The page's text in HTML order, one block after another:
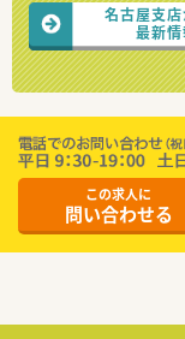
名古屋支
最新
この求人に
問い合わせる